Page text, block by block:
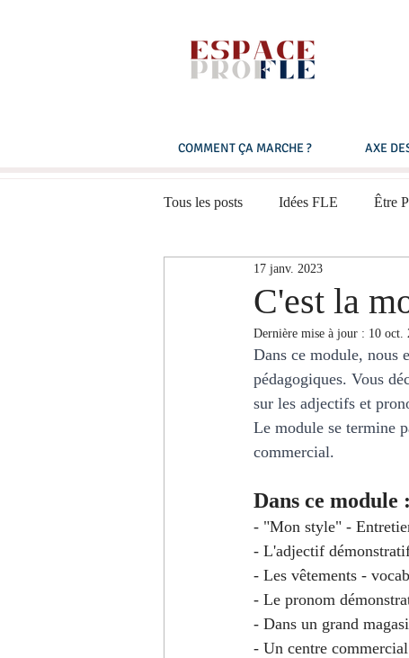
COMMENT ÇA MARCHE ? AXE
Tous les posts Idées FLE Être
Expression orale
Français pratique B1 - Niveau
C1 - Niveau avancé Modules
Prononciation française
C'est la
17 janv. 2023
Dernière mise à jour : 10 oct.
Dans ce module, nous
pédagogiques. Vous
sur les adjectifs et
Le module se termine
commercial.
Dans ce module :
- "Mon style" -
- L'adjectif
- Les vêtements -
- Le pronom
- Dans un grand
- Un centre commercial